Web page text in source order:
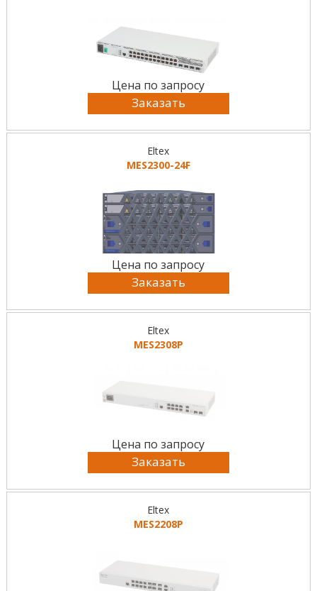
Цена по запросу
Заказать
Eltex
MES2300-24F
Цена по запросу
Заказать
Eltex
MES2308P
Цена по запросу
Заказать
Eltex
MES2208P